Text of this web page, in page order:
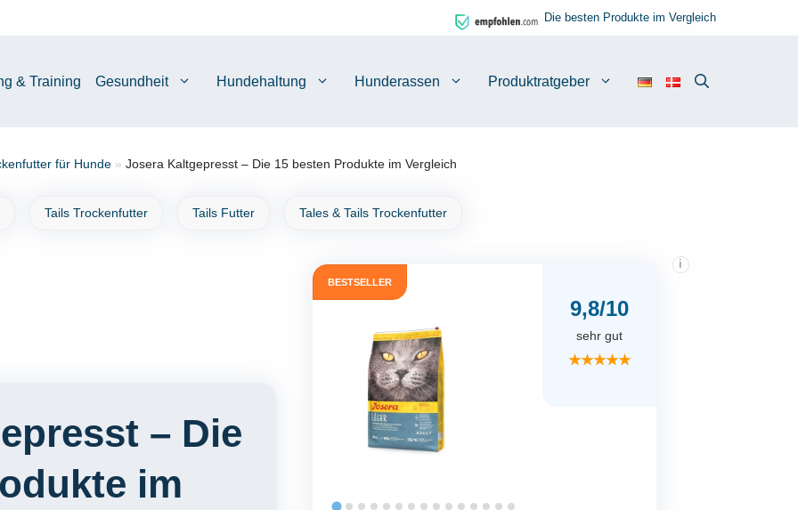
Die besten Produkte im Vergleich
& Training Gesundheit Hundehaltung Hunderassen Produktratgeber
für Hunde » Josera Kaltgepresst – Die 15 besten Produkte im Vergleich
Tails Trockenfutter Tails Futter Tales & Tails Trockenfutter
– Die
im
BESTSELLER
9,8/10
i
sehr gut
★★★★★